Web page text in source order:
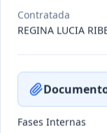
Inicial
009-
2023
Contratada
REGINA LUCIA
Fases Internas